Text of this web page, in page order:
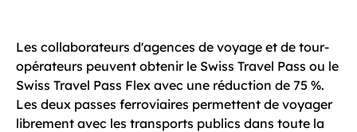
Les collaborateurs d'agences de voyage et de tour-
opérateurs peuvent obtenir le Swiss Travel Pass ou le
Swiss Travel Pass Flex avec une réduction de 75 %.
Les deux passes ferroviaires permettent de voyager
librement avec les transports publics dans toute la